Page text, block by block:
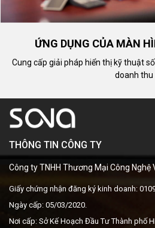
ỨNG DỤNG CỦA MÀN
Cung cấp giải pháp hiển thị kỹ thuật
doanh thu
THÔNG TIN CÔNG TY
Công ty TNHH Thương Mại Công
Giấy chứng nhận đăng ký kinh doanh:
Ngày cấp: 05/03/2020.
Nơi cấp: Sở Kế Hoạch Đầu Tư Thành phố